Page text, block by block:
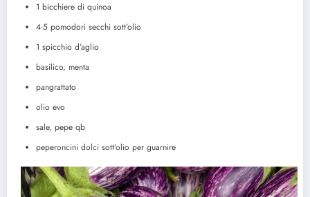
1 bicchiere di quinoa
4-5 pomodori secchi sott’olio
1 spicchio d’aglio
basilico, menta
pangrattato
olio evo
sale, pepe qb
peperoncini dolci sott’olio per guarnire